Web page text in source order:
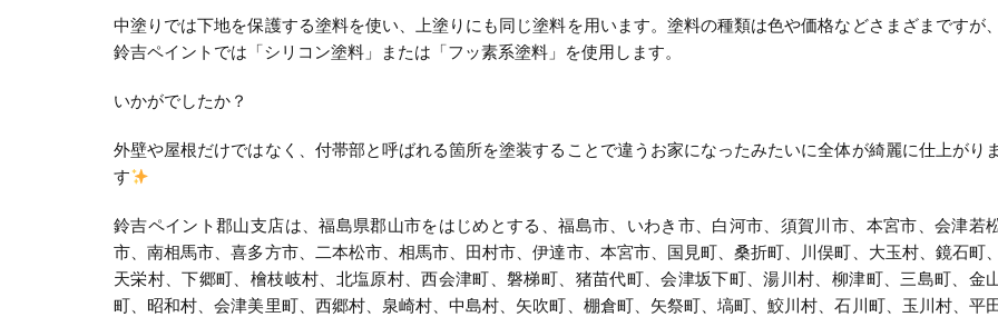
中塗りでは下地を保護する塗料を使い、上塗りにも同じ塗料を用います。塗料の種類は色や価格などさまざまですが、
鈴吉ペイントでは「シリコン塗料」または「フッ素系塗料」を使用します。
いかがでしたか？
外壁や屋根だけではなく、付帯部と呼ばれる箇所を塗装することで違うお家になったみたいに全体が綺麗に仕上がりま
す
鈴吉ペイント郡山支店は、福島県郡山市をはじめとする、福島市、いわき市、白河市、須賀川市、本宮市、会津若
市、南相馬市、喜多方市、二本松市、相馬市、田村市、伊達市、本宮市、国見町、桑折町、川俣町、大玉村、鏡石町、
天栄村、下郷町、檜枝岐村、北塩原村、西会津町、磐梯町、猪苗代町、会津坂下町、湯川村、柳津町、三島町、金
町、昭和村、会津美里町、西郷村、泉崎村、中島村、矢吹町、棚倉町、矢祭町、塙町、鮫川村、石川町、玉川村、平